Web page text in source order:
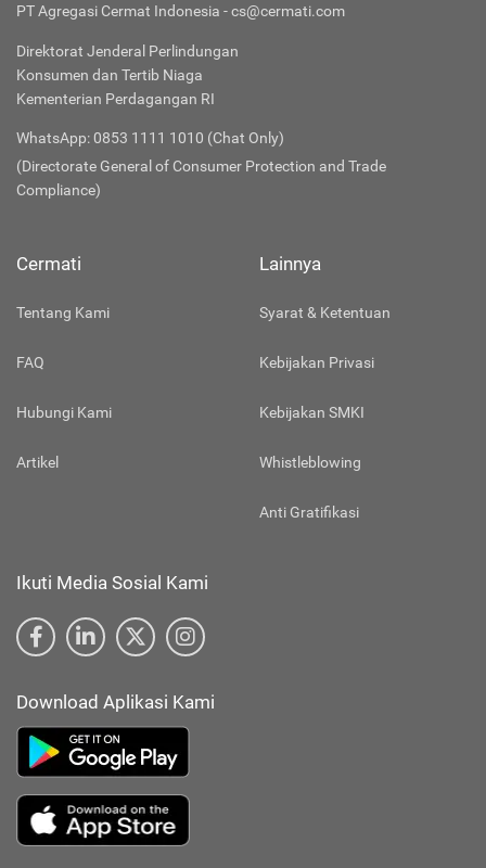
PT Agregasi Cermat Indonesia - cs@cermati.com
Direktorat Jenderal Perlindungan
Konsumen dan Tertib Niaga
Kementerian Perdagangan RI
WhatsApp: 0853 1111 1010 (Chat Only)
(Directorate General of Consumer Protection and Trade
Compliance)
Cermati
Tentang Kami
FAQ
Hubungi Kami
Artikel
Lainnya
Syarat & Ketentuan
Kebijakan Privasi
Kebijakan SMKI
Whistleblowing
Anti Gratifikasi
Ikuti Media Sosial Kami
Download Aplikasi Kami